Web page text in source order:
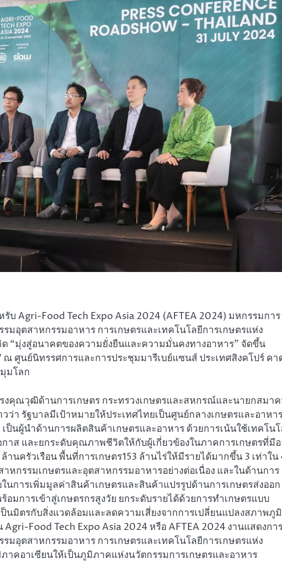
บ Agri-Food Tech Expo Asia 2024 (AFTEA 2024) มหกรรมการ
มอุตสาหกรรมอาหาร การเกษตรและเทคโนโลยีการเกษตรแห่ง
“มุ่งสู่อนาคตของความยั่งยืนและความมั่นคงทางอาหาร” จัดขึ้น
ณ ศูนย์นิทรรศการและการประชุมมารีเบย์แซนส์ ประเทศสิงคโปร์ ค
มโลก
งคุณวุฒิด้านการเกษตร กระทรวงเกษตรและสหกรณ์และนายกสมา
ว่า รัฐบาลมีเป้าหมายให้ประเทศไทยเป็นศูนย์กลางเกษตรและอาหา
ป็นผู้นำด้านการผลิตสินค้าเกษตรและอาหาร ด้วยการเน้นใช้เทคโน
กาส และยกระดับคุณภาพชีวิตให้กับผู้เกี่ยวข้องในภาคการเกษตรที่มี
านครัวเรือน พื้นที่การเกษตร153 ล้านไร่ให้มีรายได้มากขึ้น 3 เท่าใน
หกรรมเกษตรและอุตสาหกรรมอาหารอย่างต่อเนื่อง และในด้านการ
นการเพิ่มมูลค่าสินค้าเกษตรและสินค้าแปรรูปด้านการเกษตรส่งออก
มการเข้าสู่เกษตรกรสูงวัย ยกระดับรายได้ด้วยการทำเกษตรแบบ
นมิตรกับสิ่งแวดล้อมและลดความเสี่ยงจากการเปลี่ยนแปลงสภาพภูมิ
Food Tech Expo Asia 2024 หรือ AFTEA 2024 งานแสดงกา
มอุตสาหกรรมอาหาร การเกษตรและเทคโนโลยีการเกษตรแห่ง
าคอาเซียนให้เป็นภูมิภาคแห่งนวัตกรรมการเกษตรและอาหาร